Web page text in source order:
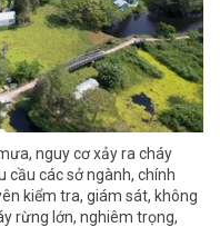
nguy cơ xảy ra cháy
cầu các sở ngành, chính
kiểm tra, giám sát, không
rừng lớn, nghiêm trọng,